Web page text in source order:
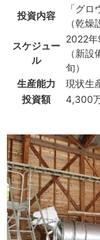
投資内容
「グ
（乾燥
スケジュー
ル
2022年
（新
旬）
生産能力
現状生
投資額
4,300